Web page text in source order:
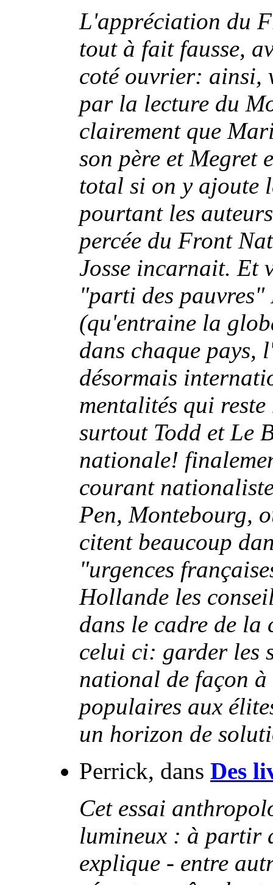
L'appréciation du
tout à fait fausse,
coté ouvrier: ainsi,
par la lecture du
clairement que
son père et Megret
total si on y ajoute
pourtant les
percée du Front
Josse incarnait. Et
"parti des
(qu'entraine la
dans chaque pays,
désormais
mentalités qui
surtout Todd et Le
nationale!
courant
Pen, Montebourg,
citent beaucoup
"urgences
Hollande les
dans le cadre de la
celui ci: garder les
national de façon
populaires aux
un horizon de
Perrick, dans Des
Cet essai
lumineux : à partir
explique - entre